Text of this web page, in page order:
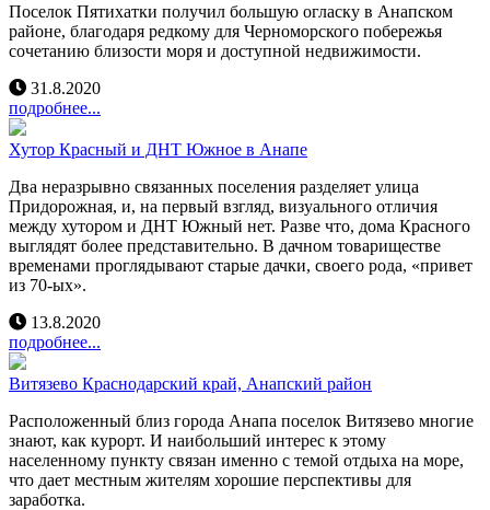
Поселок Пятихатки получил большую огласку в Анапском
районе, благодаря редкому для Черноморского побережья
сочетанию близости моря и доступной недвижимости.
31.8.2020
подробнее...
Хутор Красный и ДНТ Южное в Анапе
Два неразрывно связанных поселения разделяет улица
Придорожная, и, на первый взгляд, визуального отличия
между хутором и ДНТ Южный нет. Разве что, дома Красного
выглядят более представительно. В дачном товариществе
временами проглядывают старые дачки, своего рода, «привет
из 70-ых».
13.8.2020
подробнее...
Витязево Краснодарский край, Анапский район
Расположенный близ города Анапа поселок Витязево многие
знают, как курорт. И наибольший интерес к этому
населенному пункту связан именно с темой отдыха на море,
что дает местным жителям хорошие перспективы для
заработка.